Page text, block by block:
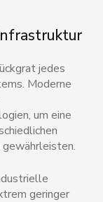
jedes
Moderne
um eine
geringer